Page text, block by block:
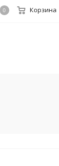
0 Корзина